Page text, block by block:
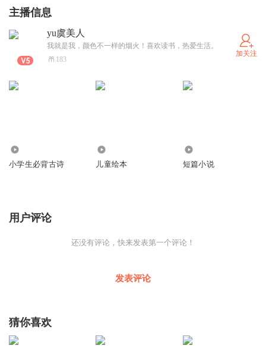
主播信息
yu虞美人
我就是我，颜色不一样的烟火！喜欢读书，热爱生活。
183
加关注
小学生必背古诗 儿童绘本 短篇小说
用户评论
还没有评论，快来发表第一个评论！
发表评论
猜你喜欢